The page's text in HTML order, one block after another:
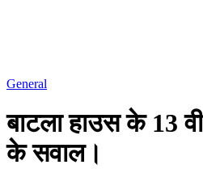
General
बाटला हाउस के 13 वी
के सवाल।